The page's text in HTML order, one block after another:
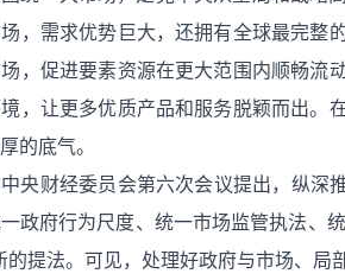
，需求优势巨大，还拥有全球最完整
，促进要素资源在更大范围内顺畅流
，让更多优质产品和服务脱颖而出。
的底气。
央财经委员会第六次会议提出，纵深
政府行为尺度、统一市场监管执法、
的提法。可见，处理好政府与市场、局